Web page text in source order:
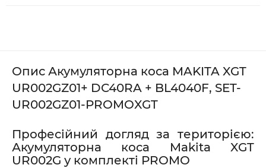
Опис Акумуляторна коса MAKITA XGT
UR002GZ01+ DC40RA + BL4040F, SET-
UR002GZ01-PROMOXGT
Професійний догляд за територією:
Акумуляторна коса Makita XGT
UR002G у комплекті PROMO